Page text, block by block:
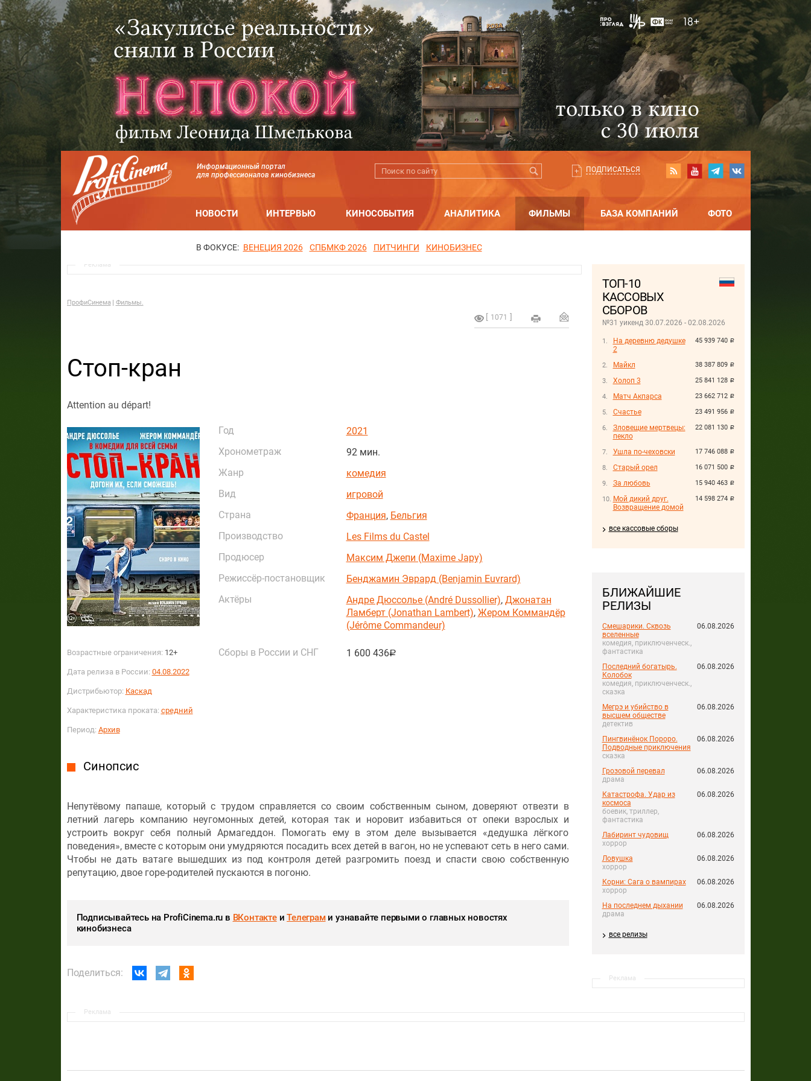
Информационный портал
для профессионалов кинобизнеса
ПОДПИСАТЬСЯ
НОВОСТИ ИНТЕРВЬЮ КИНОСОБЫТИЯ АНАЛИТИКА ФИЛЬМЫ БАЗА КОМПАНИЙ ФОТО
В ФОКУСЕ: ВЕНЕЦИЯ 2026 СПБМКФ 2026 ПИТЧИНГИ КИНОБИЗНЕС
ТОП-10
КАССОВЫХ
СБОРОВ
№31 уикенд 30.07.2026 - 02.08.2026
45 939 740 руб.
На деревню дедушке
2
38 387 809 руб.
Майкл
25 841 128 руб.
Холоп 3
23 662 712 руб.
Матч Акпарса
23 491 956 руб.
Счастье
22 081 130 руб.
Зловещие мертвецы:
пекло
17 746 088 руб.
Ушла по-чеховски
16 071 500 руб.
Старый орел
15 940 463 руб.
За любовь
14 598 274 руб.
Мой дикий друг.
Возвращение домой
все кассовые сборы
БЛИЖАЙШИЕ
РЕЛИЗЫ
Смешарики. Сквозь
вселенные
комедия, приключенческ.,
фантастика
06.08.2026
Последний богатырь.
Колобок
комедия, приключенческ.,
сказка
06.08.2026
Мегрэ и убийство в
высшем обществе
детектив
06.08.2026
Пингвинёнок Пороро.
Подводные приключения
сказка
06.08.2026
Грозовой перевал
драма
06.08.2026
Катастрофа. Удар из
космоса
боевик, триллер,
фантастика
06.08.2026
Лабиринт чудовищ
хоррор
06.08.2026
Ловушка
хоррор
06.08.2026
Корни: Сага о вампирах
хоррор
06.08.2026
На последнем дыхании
драма
06.08.2026
все релизы
Реклама
Реклама
ПрофиСинема Фильмы.
1071
Стоп-кран
Attention au départ!
Возрастные ограничения: 12+
Дата релиза в России: 04.08.2022
Дистрибьютор: Каскад
Характеристика проката: средний
Период: Архив
Год
2021
Хронометраж
92 мин.
Жанр
комедия
Вид
игровой
Страна
Франция, Бельгия
Производство
Les Films du Castel
Продюсер
Максим Джепи (Maxime Japy)
Режиссёр-постановщик
Бенджамин Эврард (Benjamin Euvrard)
Актёры
Андре Дюссолье (André Dussollier), Джонатан
Ламберт (Jonathan Lambert), Жером Коммандёр
(Jérôme Commandeur)
Сборы в России и СНГ 1 600 436руб.
Синопсис
Непутёвому папаше, который с трудом справляется со своим собственным сыном, доверяют отвезти в
летний лагерь компанию неугомонных детей, которая так и норовит избавиться от опеки взрослых и
устроить вокруг себя полный Армагеддон. Помогать ему в этом деле вызывается «дедушка лёгкого
поведения», вместе с которым они умудряются посадить всех детей в вагон, но не успевают сеть в него сами.
Чтобы не дать ватаге вышедших из под контроля детей разгромить поезд и спасти свою собственную
репутацию, двое горе-родителей пускаются в погоню.
Подписывайтесь на ProfiCinema.ru в ВКонтактеиТелеграми узнавайте первыми о главных новостях
кинобизнеса
Поделиться:
Реклама